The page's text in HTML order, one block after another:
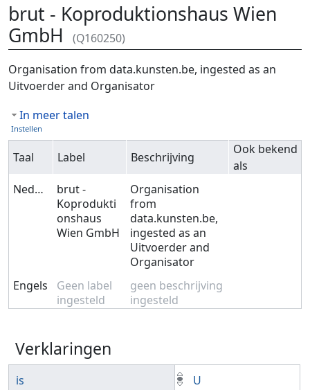
brut - Koproduktionshaus Wien
GmbH
(Q160250)
Ga naar:navigatie,zoeken
Organisation from data.kunsten.be, ingested as an
Uitvoerder and Organisator
In meer talen
Instellen
Taal Label Beschrijving
Ook bekend
als
Nederlands
brut -
Koprodukti
onshaus
Wien GmbH
Organisation
from
data.kunsten.be,
ingested as an
Uitvoerder and
Organisator
Engels
Geen label
ingesteld
geen beschrijving
ingesteld
Verklaringen
is
U